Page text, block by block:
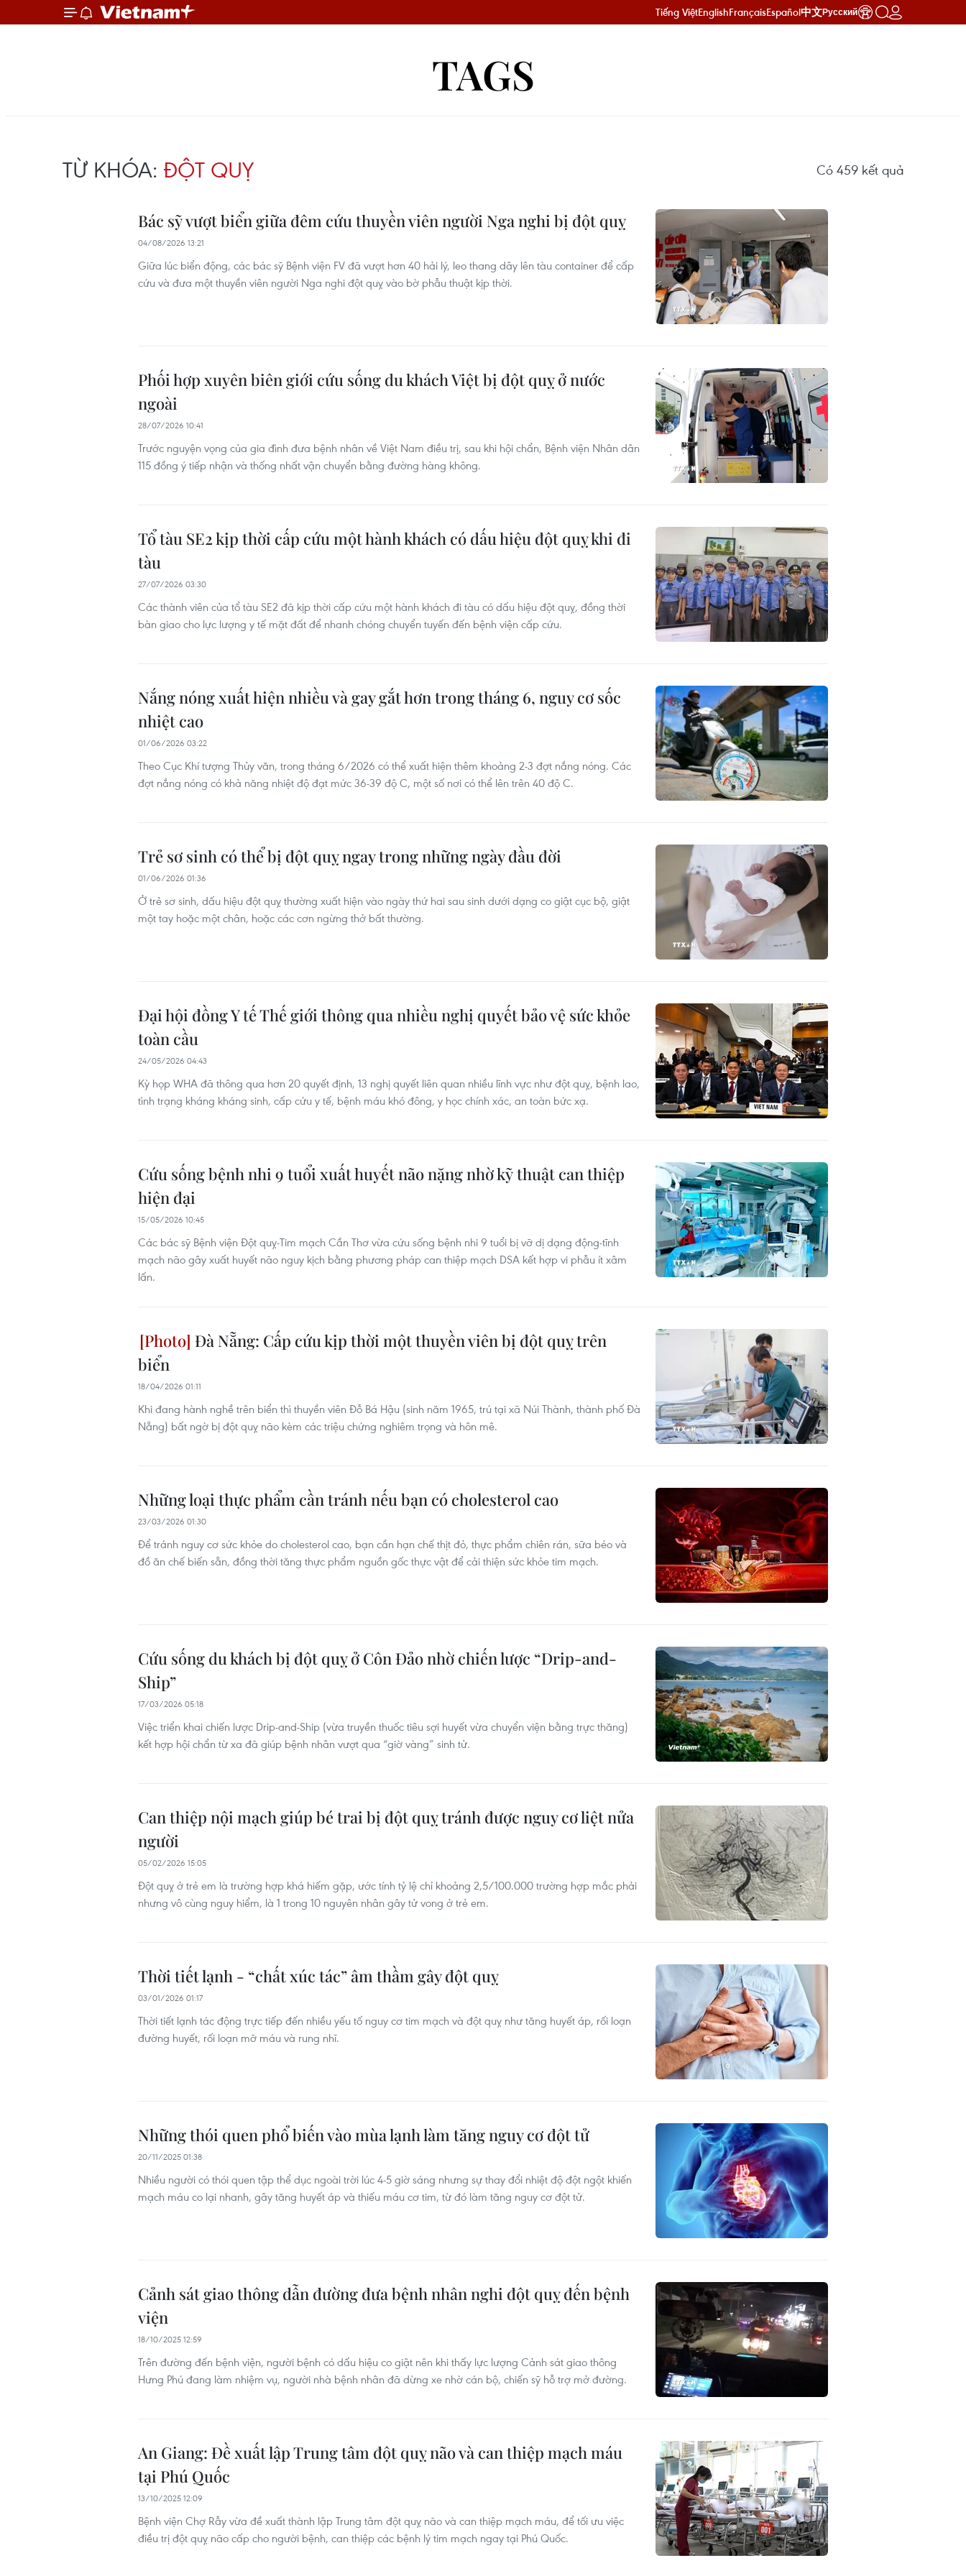
Tiếng ViệtEnglishFrançaisEspañol中文Русский
TAGS
TỪ KHÓA: ĐỘT QUỴ Có 459 kết quả
Bác sỹ vượt biển giữa đêm cứu thuyền viên người Nga nghi bị đột quỵ
04/08/2026 13:21
Giữa lúc biển động, các bác sỹ Bệnh viện FV đã vượt hơn 40 hải lý, leo thang dây lên tàu container để cấp
cứu và đưa một thuyền viên người Nga nghi đột quỵ vào bờ phẫu thuật kịp thời.
Phối hợp xuyên biên giới cứu sống du khách Việt bị đột quỵ ở nước
ngoài
28/07/2026 10:41
Trước nguyện vọng của gia đình đưa bệnh nhân về Việt Nam điều trị, sau khi hội chẩn, Bệnh viện Nhân dân
115 đồng ý tiếp nhận và thống nhất vận chuyển bằng đường hàng không.
Tổ tàu SE2 kịp thời cấp cứu một hành khách có dấu hiệu đột quỵ khi đi
tàu
27/07/2026 03:30
Các thành viên của tổ tàu SE2 đã kịp thời cấp cứu một hành khách đi tàu có dấu hiệu đột quỵ, đồng thời
bàn giao cho lực lượng y tế mặt đất để nhanh chóng chuyển tuyến đến bệnh viện cấp cứu.
Nắng nóng xuất hiện nhiều và gay gắt hơn trong tháng 6, nguy cơ sốc
nhiệt cao
01/06/2026 03:22
Theo Cục Khí tượng Thủy văn, trong tháng 6/2026 có thể xuất hiện thêm khoảng 2-3 đợt nắng nóng. Các
đợt nắng nóng có khả năng nhiệt độ đạt mức 36-39 độ C, một số nơi có thể lên trên 40 độ C.
Trẻ sơ sinh có thể bị đột quỵ ngay trong những ngày đầu đời
01/06/2026 01:36
Ở trẻ sơ sinh, dấu hiệu đột quỵ thường xuất hiện vào ngày thứ hai sau sinh dưới dạng co giật cục bộ, giật
một tay hoặc một chân, hoặc các cơn ngừng thở bất thường.
Đại hội đồng Y tế Thế giới thông qua nhiều nghị quyết bảo vệ sức khỏe
toàn cầu
24/05/2026 04:43
Kỳ họp WHA đã thông qua hơn 20 quyết định, 13 nghị quyết liên quan nhiều lĩnh vực như đột quỵ, bệnh lao,
tình trạng kháng kháng sinh, cấp cứu y tế, bệnh máu khó đông, y học chính xác, an toàn bức xạ.
Cứu sống bệnh nhi 9 tuổi xuất huyết não nặng nhờ kỹ thuật can thiệp
hiện đại
15/05/2026 10:45
Các bác sỹ Bệnh viện Đột quỵ-Tim mạch Cần Thơ vừa cứu sống bệnh nhi 9 tuổi bị vỡ dị dạng động-tĩnh
mạch não gây xuất huyết não nguy kịch bằng phương pháp can thiệp mạch DSA kết hợp vi phẫu ít xâm
lấn.
Đà Nẵng: Cấp cứu kịp thời một thuyền viên bị đột quỵ trên
biển
18/04/2026 01:11
Khi đang hành nghề trên biển thì thuyền viên Đỗ Bá Hậu (sinh năm 1965, trú tại xã Núi Thành, thành phố Đà
Nẵng) bất ngờ bị đột quỵ não kèm các triệu chứng nghiêm trọng và hôn mê.
Những loại thực phẩm cần tránh nếu bạn có cholesterol cao
23/03/2026 01:30
Để tránh nguy cơ sức khỏe do cholesterol cao, bạn cần hạn chế thịt đỏ, thực phẩm chiên rán, sữa béo và
đồ ăn chế biến sẵn, đồng thời tăng thực phẩm nguồn gốc thực vật để cải thiện sức khỏe tim mạch.
Cứu sống du khách bị đột quỵ ở Côn Đảo nhờ chiến lược “Drip-and-
Ship”
17/03/2026 05:18
Việc triển khai chiến lược Drip-and-Ship (vừa truyền thuốc tiêu sợi huyết vừa chuyển viện bằng trực thăng)
kết hợp hội chẩn từ xa đã giúp bệnh nhân vượt qua “giờ vàng” sinh tử.
Can thiệp nội mạch giúp bé trai bị đột quỵ tránh được nguy cơ liệt nửa
người
05/02/2026 15:05
Đột quỵ ở trẻ em là trường hợp khá hiếm gặp, ước tính tỷ lệ chỉ khoảng 2,5/100.000 trường hợp mắc phải
nhưng vô cùng nguy hiểm, là 1 trong 10 nguyên nhân gây tử vong ở trẻ em.
Thời tiết lạnh - “chất xúc tác” âm thầm gây đột quỵ
03/01/2026 01:17
Thời tiết lạnh tác động trực tiếp đến nhiều yếu tố nguy cơ tim mạch và đột quỵ như tăng huyết áp, rối loạn
đường huyết, rối loạn mỡ máu và rung nhĩ.
Những thói quen phổ biến vào mùa lạnh làm tăng nguy cơ đột tử
20/11/2025 01:38
Nhiều người có thói quen tập thể dục ngoài trời lúc 4-5 giờ sáng nhưng sự thay đổi nhiệt độ đột ngột khiến
mạch máu co lại nhanh, gây tăng huyết áp và thiếu máu cơ tim, từ đó làm tăng nguy cơ đột tử.
Cảnh sát giao thông dẫn đường đưa bệnh nhân nghi đột quỵ đến bệnh
viện
18/10/2025 12:59
Trên đường đến bệnh viện, người bệnh có dấu hiệu co giật nên khi thấy lực lượng Cảnh sát giao thông
Hưng Phú đang làm nhiệm vụ, người nhà bệnh nhân đã dừng xe nhờ cán bộ, chiến sỹ hỗ trợ mở đường.
An Giang: Đề xuất lập Trung tâm đột quỵ não và can thiệp mạch máu
tại Phú Quốc​
13/10/2025 12:09
Bệnh viện Chợ Rẫy vừa đề xuất thành lập Trung tâm đột quỵ não và can thiệp mạch máu, để tối ưu việc
điều trị đột quỵ não cấp cho người bệnh, can thiệp các bệnh lý tim mạch ngay tại Phú Quốc.